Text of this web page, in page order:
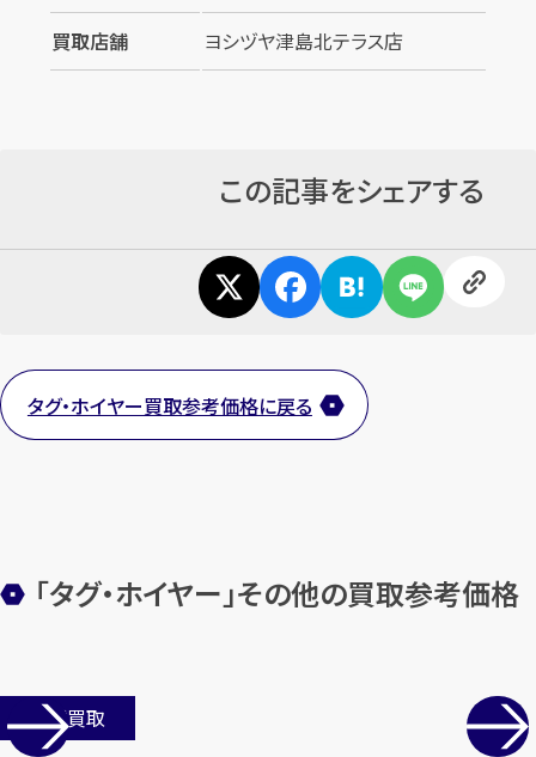
メールで無料相談する
買取店舗
ヨシヅヤ津島北テラス店
この記事をシェアする
タグ・ホイヤー買取参考価格に戻る
「タグ・ホイヤー」その他の買取参考価格
店舗買取